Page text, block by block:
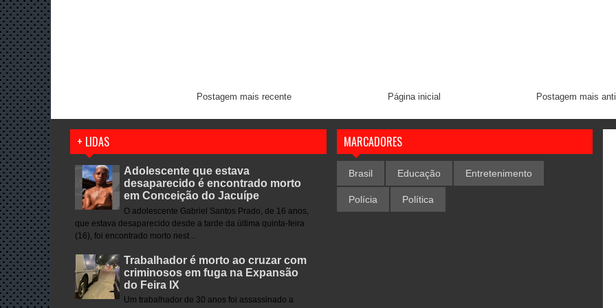
Postagem mais recente Postagem mais
Página inicial
+ LIDAS
Adolescente que estava
desaparecido é encontrado morto
em Conceição do Jacuípe
O adolescente Gabriel Santos Prado, de 16 anos,
que estava desaparecido desde a tarde da última quinta-feira
(16), foi encontrado morto nest...
Trabalhador é morto ao cruzar com
criminosos em fuga na Expansão
do Feira IX
Um trabalhador de 30 anos foi assassinado a
MARCADORES
Brasil Educação Entretenimento
Polícia Política